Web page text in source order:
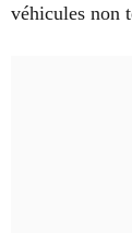
véhicules non